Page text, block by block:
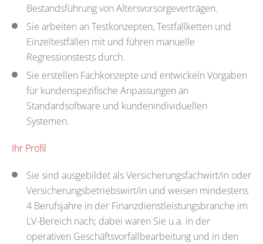
Bestandsführung von Altersvorsorgeverträgen.
Sie arbeiten an Testkonzepten, Testfallketten und
Einzeltestfällen mit und führen manuelle
Regressionstests durch.
Sie erstellen Fachkonzepte und entwickeln Vorgaben
für kundenspezifische Anpassungen an
Standardsoftware und kundenindividuellen
Systemen.
Ihr Profil
Sie sind ausgebildet als Versicherungsfachwirt/in oder
Versicherungsbetriebswirt/in und weisen mindestens
4 Berufsjahre in der Finanzdienstleistungsbranche im
LV-Bereich nach; dabei waren Sie u.a. in der
operativen Geschäftsvorfallbearbeitung und in den